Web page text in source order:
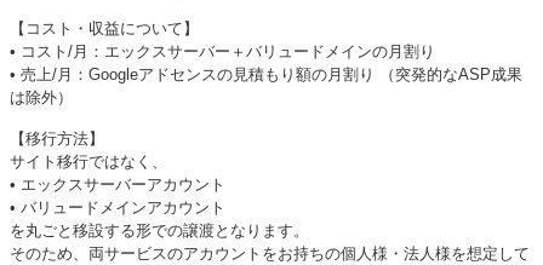
【コスト・収益について】
• コスト/月：エックスサーバー＋バリュードメインの月割り
• 売上/月：Googleアドセンスの見積もり額の月割り （突発的なASP成果
は除外）
【移行方法】
サイト移行ではなく、
• エックスサーバーアカウント
• バリュードメインアカウント
を丸ごと移設する形での譲渡となります。
そのため、両サービスのアカウントをお持ちの個人様・法人様を想定して